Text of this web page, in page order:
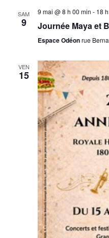
SAM
9
9 mai @ 8 h 00 min - 18
Journée Maya et
Espace Odéonrue
VEN
15